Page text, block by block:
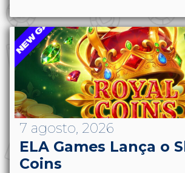
7 agosto, 2026
ELA Games Lança o
Coins